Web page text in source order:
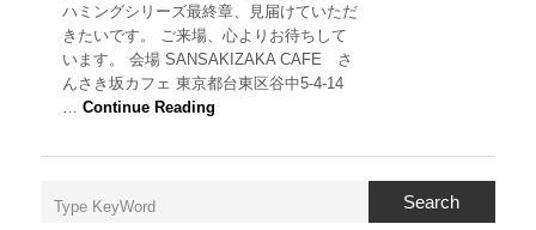
5
/
1
記
ハミングシリーズ最終章、見届けていただ
きたいです。 ご来場、心よりお待ちして
います。 会場 SANSAKIZAKA CAFE さ
んさき坂カフェ 東京都台東区谷中5-4-14
…Continue Reading
Search